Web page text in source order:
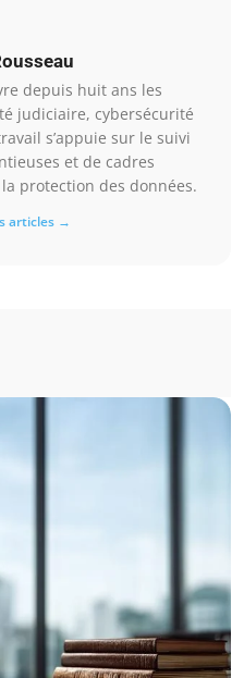
depuis huit ans les
judiciaire, cybersécurité
s’appuie sur le suivi
et de cadres
protection des données.
articles →